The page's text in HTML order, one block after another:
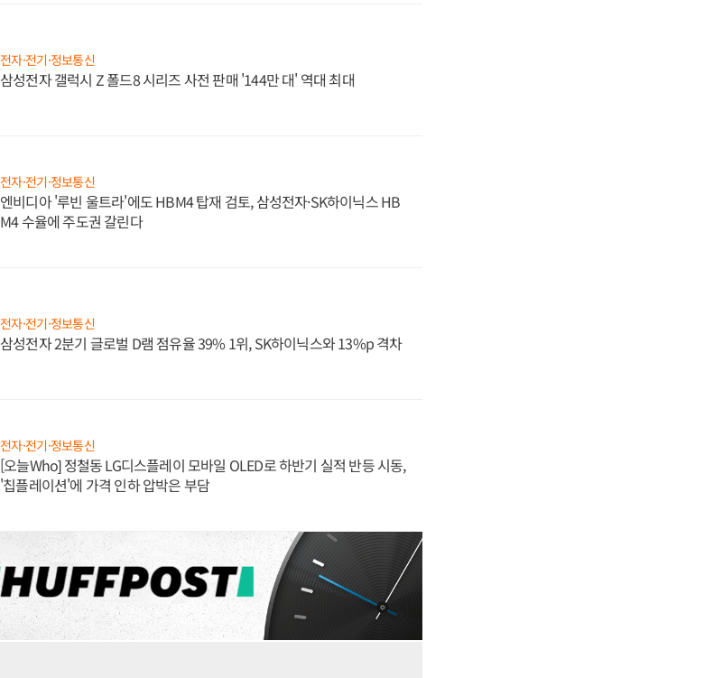
전자·전기·정보통신
삼성전자 갤럭시 Z 폴드8 시리즈 사전 판매 '144만 대' 역대 최대
전자·전기·정보통신
엔비디아 '루빈 울트라'에도 HBM4 탑재 검토, 삼성전자·SK하이닉스 HB
M4 수율에 주도권 갈린다
전자·전기·정보통신
삼성전자 2분기 글로벌 D램 점유율 39% 1위, SK하이닉스와 13%p 격차
전자·전기·정보통신
[오늘Who] 정철동 LG디스플레이 모바일 OLED로 하반기 실적 반등 시동,
'칩플레이션'에 가격 인하 압박은 부담